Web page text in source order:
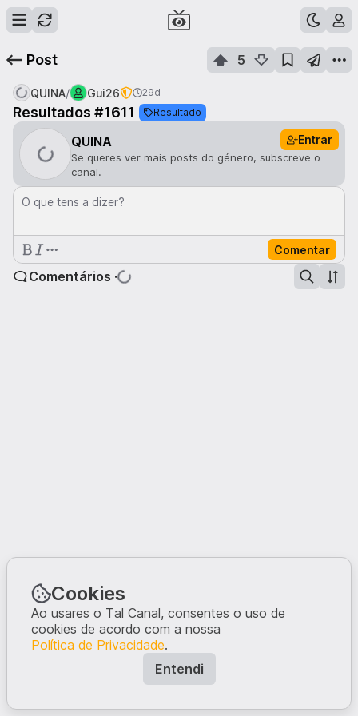
Post 5
QUINA/ Gui26 29d
Resultados #1611 Resultado
QUINA Entrar
Se queres ver mais posts do género, subscreve o
canal.
O que tens a dizer?
Comentar
Comentários ·
Cookies
Ao usares o Tal Canal, consentes o uso de
cookies de acordo com a nossa
Política de Privacidade.
Entendi